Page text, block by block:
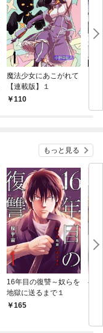
魔法少女にあこがれて
【連載版】１
110
もっと見る
16年目の復讐～奴らを
地獄に送るまで１
165
ベ